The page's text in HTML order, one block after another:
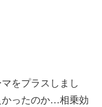
をプラスしまし
かったのか…相乗効